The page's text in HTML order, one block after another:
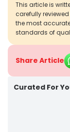
This article is
carefully
the most
standards of
Share Article
Curated For